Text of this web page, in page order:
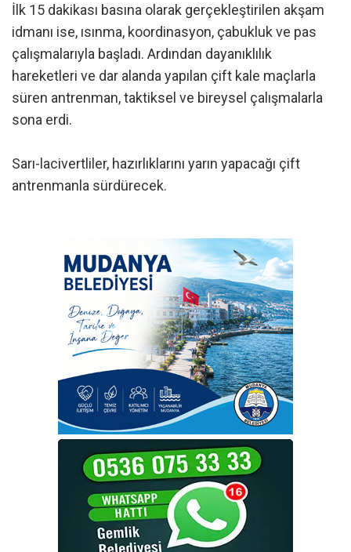
İlk 15 dakikası basına olarak gerçekleştirilen akşam
idmanı ise, ısınma, koordinasyon, çabukluk ve pas
çalışmalarıyla başladı. Ardından dayanıklılık
hareketleri ve dar alanda yapılan çift kale maçlarla
süren antrenman, taktiksel ve bireysel çalışmalarla
sona erdi.
Sarı-lacivertliler, hazırlıklarını yarın yapacağı çift
antrenmanla sürdürecek.